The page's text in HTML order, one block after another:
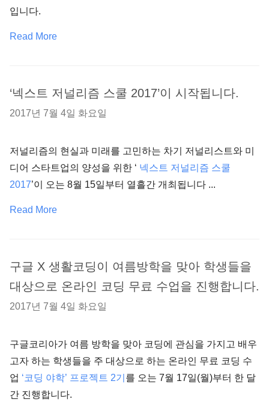
입니다.
Read More
‘넥스트 저널리즘 스쿨 2017’이 시작됩니다.
2017년 7월 4일 화요일
저널리즘의 현실과 미래를 고민하는 차기 저널리스트와 미
디어 스타트업의 양성을 위한 ‘ 넥스트 저널리즘 스쿨
2017’이 오는 8월 15일부터 열흘간 개최됩니다 ...
Read More
구글 X 생활코딩이 여름방학을 맞아 학생들을
대상으로 온라인 코딩 무료 수업을 진행합니다.
2017년 7월 4일 화요일
구글코리아가 여름 방학을 맞아 코딩에 관심을 가지고 배우
고자 하는 학생들을 주 대상으로 하는 온라인 무료 코딩 수
업 ‘코딩 야학’ 프로젝트 2기 를 오는 7월 17일(월)부터 한 달
간 진행합니다.